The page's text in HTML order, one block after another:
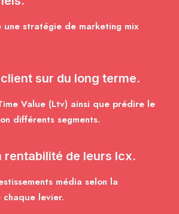
stratégie de marketing mix
sur du long terme.
Value (Ltv) ainsi que prédire le
différents segments.
rentabilité de leurs Icx.
média selon la
levier.